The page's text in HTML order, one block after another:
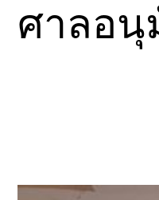
ศาลอนุ